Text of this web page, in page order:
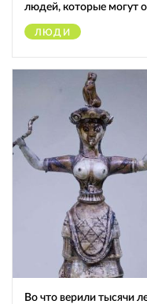
людей, которые могут
ЛЮДИ
Во что верили тысячи